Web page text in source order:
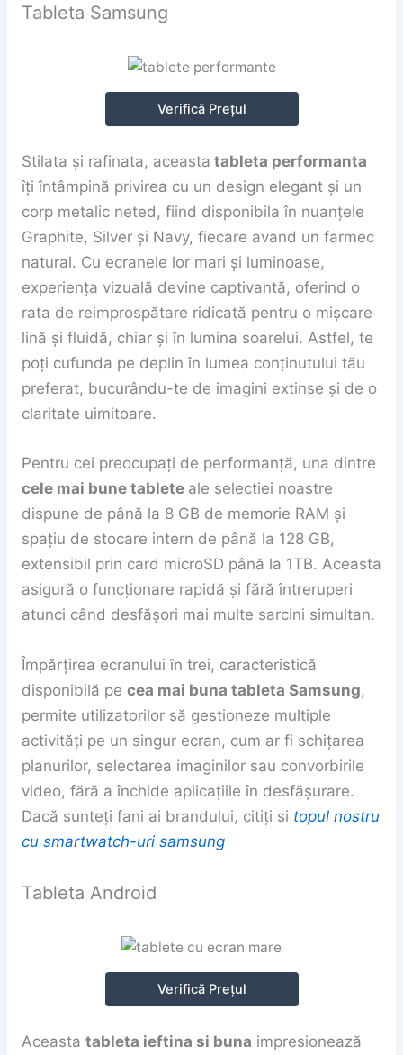
Tableta Samsung
Verifică Prețul
Stilata și rafinata, aceasta tableta performanta
îți întâmpină privirea cu un design elegant și un
corp metalic neted, fiind disponibila în nuanțele
Graphite, Silver și Navy, fiecare avand un farmec
natural. Cu ecranele lor mari și luminoase,
experiența vizuală devine captivantă, oferind o
rata de reimprospătare ridicată pentru o mișcare
lină și fluidă, chiar și în lumina soarelui. Astfel, te
poți cufunda pe deplin în lumea conținutului tău
preferat, bucurându-te de imagini extinse și de o
claritate uimitoare.
Pentru cei preocupați de performanță, una dintre
cele mai bune tablete ale selectiei noastre
dispune de până la 8 GB de memorie RAM și
spațiu de stocare intern de până la 128 GB,
extensibil prin card microSD până la 1TB. Aceasta
asigură o funcționare rapidă și fără întreruperi
atunci când desfășori mai multe sarcini simultan.
Împărțirea ecranului în trei, caracteristică
disponibilă pe cea mai buna tableta Samsung,
permite utilizatorilor să gestioneze multiple
activități pe un singur ecran, cum ar fi schițarea
planurilor, selectarea imaginilor sau convorbirile
video, fără a închide aplicațiile în desfășurare.
Dacă sunteți fani ai brandului, citiți si topul nostru
cu smartwatch-uri samsung
Tableta Android
Verifică Prețul
Aceasta tableta ieftina si buna impresionează